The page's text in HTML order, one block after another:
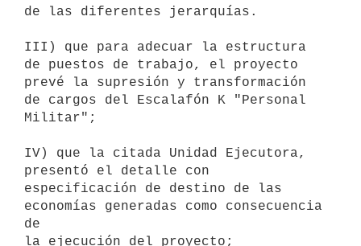
de las diferentes jerarquías.
III) que para adecuar la estructura
de puestos de trabajo, el proyecto
prevé la supresión y transformación
de cargos del Escalafón K "Personal
Militar";
IV) que la citada Unidad Ejecutora,
presentó el detalle con
especificación de destino de las
economías generadas como consecuencia
de
la ejecución del proyecto;